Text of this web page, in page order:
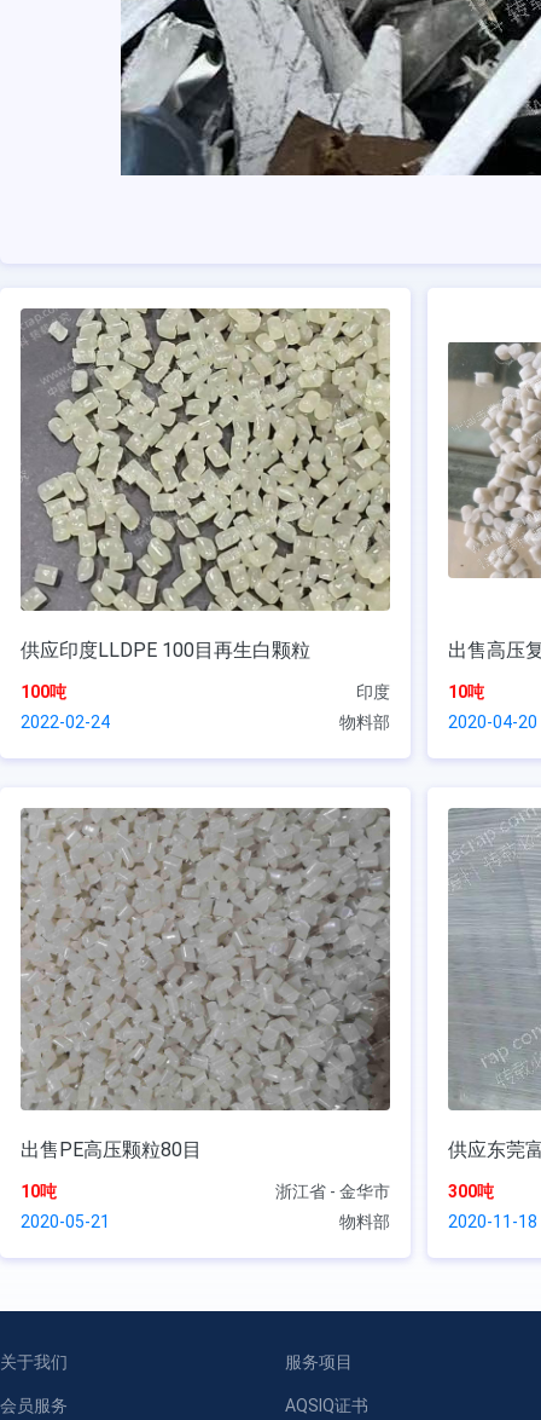
供应印度LLDPE 100目再生白颗粒
100吨
印度
2022-02-24
物料部
出售高压
10吨
2020-04-20
出售PE高压颗粒80目
10吨
浙江省 - 金华市
2020-05-21
物料部
供应东莞
300吨
2020-11-18
关于我们
会员服务
服务项目
AQSIQ证书